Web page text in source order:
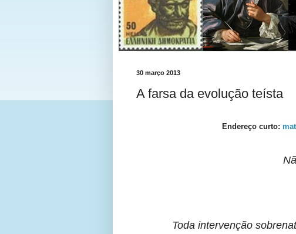
30 março 2013
A farsa da evolução teísta
Endereço curto:
Toda intervenção